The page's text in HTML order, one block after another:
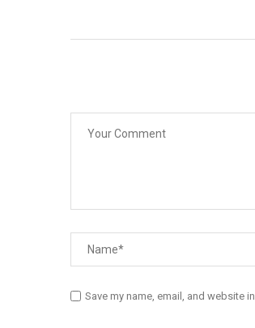
Save my name, email, and website